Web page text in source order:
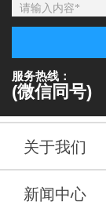
服务热线：
(微信同号)
关于我们
新闻中心